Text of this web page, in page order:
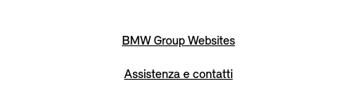
BMW Group Websites
Assistenza e contatti